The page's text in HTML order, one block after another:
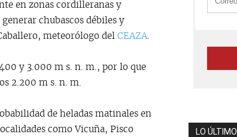
en zonas cordilleranas y
chubascos débiles y
meteorólogo del CEAZA.
y 3.000 m s. n. m., por lo que
2.200 m s. n. m.
de heladas matinales en
como Vicuña, Pisco
LO ÚLTIMO